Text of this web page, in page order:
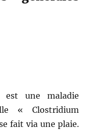
est une maladie
« Clostridium
fait via une plaie.